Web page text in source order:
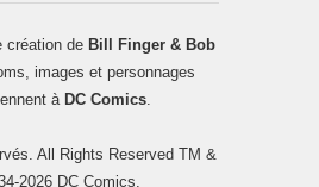
de Bill Finger & Bob
images et personnages
à DC Comics.
All Rights Reserved TM &
2026 DC Comics.